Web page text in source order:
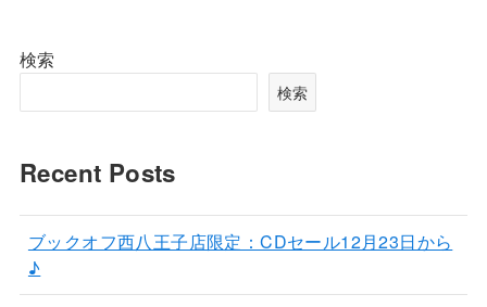
検索
検索
Recent Posts
ブックオフ西八王子店限定：CDセール12月23日から
♪